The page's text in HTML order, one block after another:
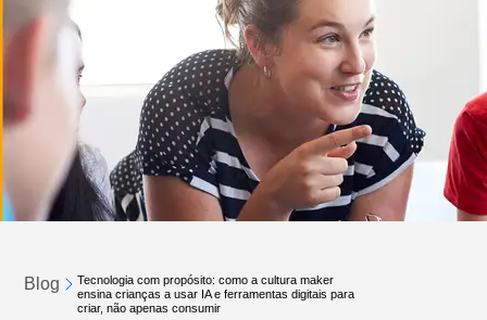
Blog
Tecnologia com propósito: como a cultura maker
ensina crianças a usar IA e ferramentas digitais para
criar, não apenas consumir